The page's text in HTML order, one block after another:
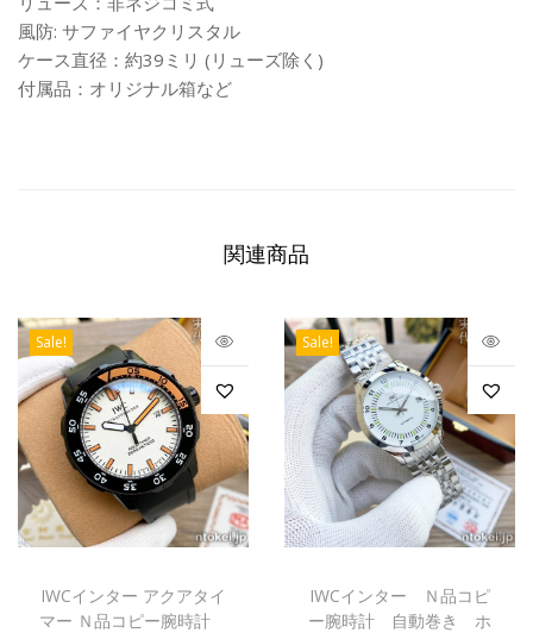
風防: サファイヤクリスタル
ケース直径：約39ミリ (リューズ除く)
付属品：オリジナル箱など
関連商品
Sale!
IWCインター アクアタイ
マー Ｎ品コピー腕時計
Sale!
IWCインター Ｎ品コピ
ー腕時計 自動巻き ホ